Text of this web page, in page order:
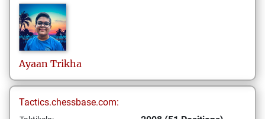
Ayaan Trikha
Tactics.chessbase.com: